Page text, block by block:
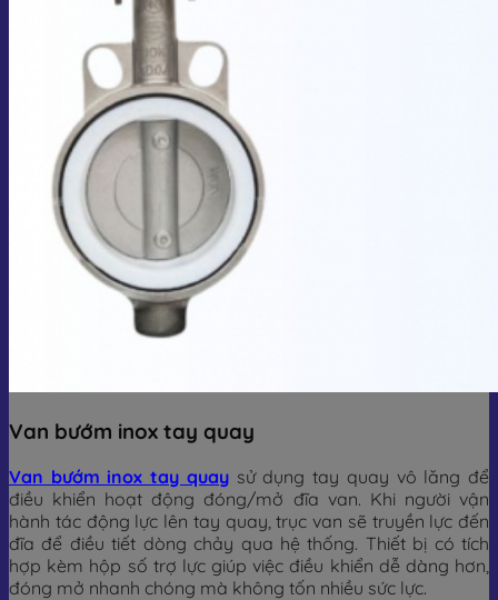
Van bướm inox tay quay
Van bướm inox tay quaysử dụng tay quay vô lăng để
điều khiển hoạt động đóng/mở đĩa van. Khi người vận
hành tác động lực lên tay quay, trục van sẽ truyền lực đến
đĩa để điều tiết dòng chảy qua hệ thống. Thiết bị có tích
hợp kèm hộp số trợ lực giúp việc điều khiển dễ dàng hơn,
đóng mở nhanh chóng mà không tốn nhiều sức lực.